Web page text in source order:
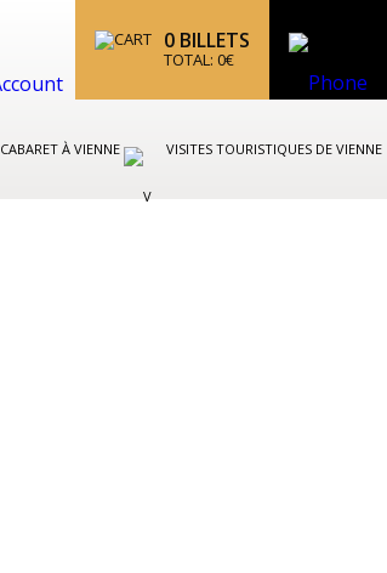
0 BILLETS
TOTAL: 0€
CABARET À VIENNE VISITES TOURISTIQUES DE VIENNE